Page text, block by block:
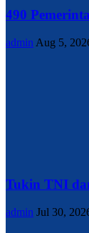
490
admin Aug 5,
Tukin TNI
admin Jul 30,